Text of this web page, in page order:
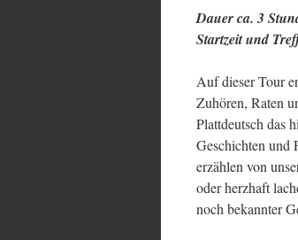
Dauer ca. 3
Startzeit und
Auf dieser Tour
Zuhören, Raten
Plattdeutsch das
Geschichten und
erzählen von
oder herzhaft
noch bekannter